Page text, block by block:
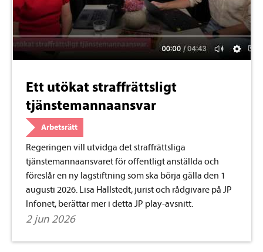
Ett utökat straffrättsligt
tjänstemannaansvar
Arbetsrätt
Regeringen vill utvidga det straffrättsliga
tjänstemannaansvaret för offentligt anställda och
föreslår en ny lagstiftning som ska börja gälla den 1
augusti 2026. Lisa Hallstedt, jurist och rådgivare på JP
Infonet, berättar mer i detta JP play-avsnitt.
2 jun 2026